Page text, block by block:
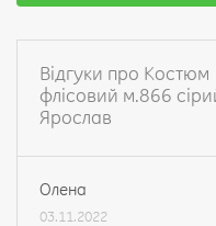
Відгуки про Костюм
флісовий м.866
Ярослав
Олена
03.11.2022